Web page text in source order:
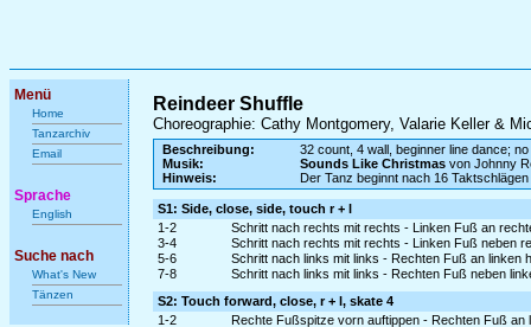
Menü
Home
Tanzarchiv
Email
Sprache
English
Suche nach
What's New
Tänzen
Reindeer Shuffle
Choreographie: Cathy Montgomery, Valarie Keller &
Beschreibung:
32 count, 4 wall, beginner line dance;
Musik:
Sounds Like Christmasvon Johnny
Hinweis:
Der Tanz beginnt nach 16
S1: Side, close, side, touch r + l
1-2
Schritt nach rechts mit rechts - Linken Fuß an
3-4
Schritt nach rechts mit rechts - Linken Fuß neben
5-6
Schritt nach links mit links - Rechten Fuß an linken
7-8
Schritt nach links mit links - Rechten Fuß neben
S2: Touch forward, close, r + l, skate 4
1-2
Rechte Fußspitze vorn auftippen - Rechten Fuß an